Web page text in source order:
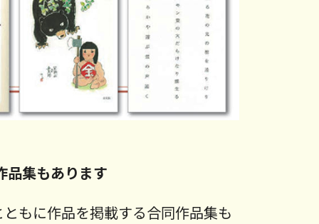
品集もあります
もに作品を掲載する合同作品集も